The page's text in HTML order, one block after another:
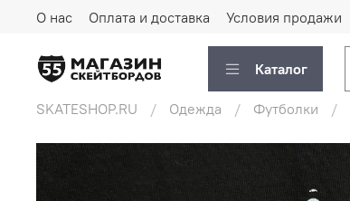
О нас Оплата и доставка Условия продажи
Каталог
SKATESHOP.RU Одежда Футболки